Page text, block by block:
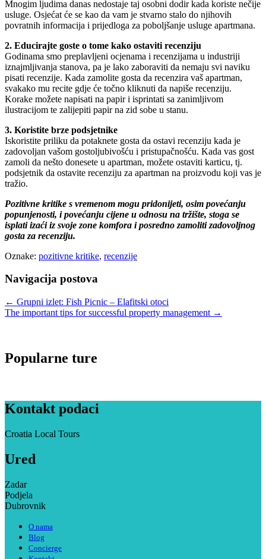
Mnogim ljudima danas nedostaje taj osobni dodir kada koriste nečije
usluge. Osjećat će se kao da vam je stvarno stalo do njihovih
povratnih informacija i prijedloga za poboljšanje usluge apartmana.
2. Educirajte goste o tome kako ostaviti recenziju
Godinama smo preplavljeni ocjenama i recenzijama u industriji
iznajmljivanja stanova, pa je lako zaboraviti da nemaju svi naviku
pisati recenzije. Kada zamolite gosta da recenzira vaš apartman,
svakako mu recite gdje će točno kliknuti da napiše recenziju.
Korake možete napisati na papir i isprintati sa zanimljivom
ilustracijom te zalijepiti papir na zid sobe u stanu.
3. Koristite brze podsjetnike
Iskoristite priliku da potaknete gosta da ostavi recenziju kada je
zadovoljan vašom gostoljubivošću i pristupačnošću. Kada vas gost
zamoli da nešto donesete u apartman, možete ostaviti karticu, tj.
podsjetnik da ostavite recenziju za apartman na proizvodu koji vas je
tražio.
Pozitivne kritike s vremenom mogu pridonijeti, osim povećanju
popunjenosti, i povećanju cijene u odnosu na tržište, stoga se
isplati izaći iz svoje zone komfora i posredno zamoliti zadovoljnog
gosta za recenziju.
Oznake: pozitivne kritike, recenzije
Navigacija postova
← Grupni izlet: Fish Picnic – Elafitski otoci
The important tips for successful property management →
Popularne ture
Kontakt podaci
Croatia Local Tours
Ured
Zadar
Podjela
Dubrovnik
O nama
Blog
Concierge